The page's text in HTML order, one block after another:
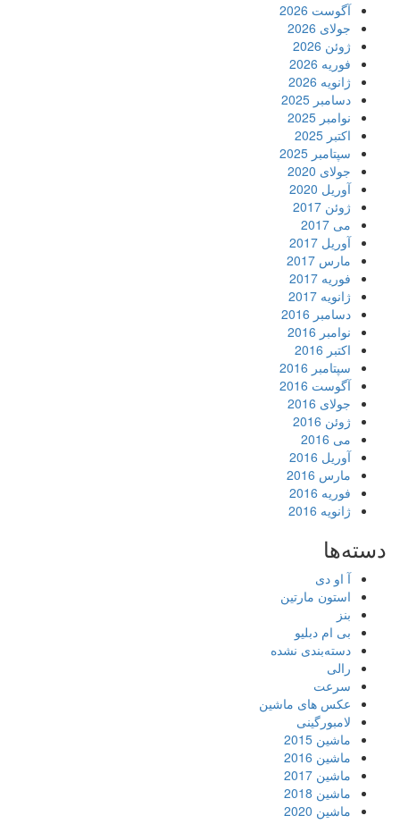
آگوست 2026
جولای 2026
ژوئن 2026
فوریه 2026
ژانویه 2026
دسامبر 2025
نوامبر 2025
اکتبر 2025
سپتامبر 2025
جولای 2020
آوریل 2020
ژوئن 2017
می 2017
آوریل 2017
مارس 2017
فوریه 2017
ژانویه 2017
دسامبر 2016
نوامبر 2016
اکتبر 2016
سپتامبر 2016
آگوست 2016
جولای 2016
ژوئن 2016
می 2016
آوریل 2016
مارس 2016
فوریه 2016
ژانویه 2016
دسته‌ها
آ او دی
استون مارتین
بنز
بی ام دبلیو
دسته‌بندی نشده
رالی
سرعت
عکس های ماشین
لامبورگینی
ماشین 2015
ماشین 2016
ماشین 2017
ماشین 2018
ماشین 2020